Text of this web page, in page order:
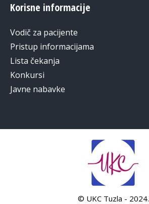
Korisne informacije
Vodič za pacijente
Pristup informacijama
Lista čekanja
Konkursi
Javne nabavke
© UKC Tuzla - 2024.